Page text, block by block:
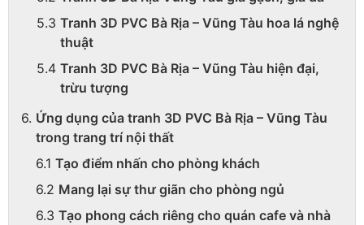
Tranh 3D PVC Bà Rịa – Vũng Tàu hoa lá nghệ
thuật
Tranh 3D PVC Bà Rịa – Vũng Tàu hiện đại,
trừu tượng
Ứng dụng của tranh 3D PVC Bà Rịa – Vũng Tàu
trong trang trí nội thất
Tạo điểm nhấn cho phòng khách
Mang lại sự thư giãn cho phòng ngủ
Tạo phong cách riêng cho quán cafe và nhà